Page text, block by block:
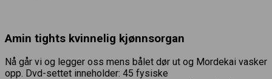
Amin tights kvinnelig kjønnsorgan
Nå går vi og legger oss mens bålet dør ut og Mordekai vasker
opp. Dvd-settet inneholder: 45 fysiske